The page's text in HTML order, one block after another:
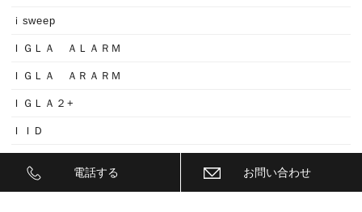
ｉsweep
ＩＧＬＡ ＡＬＡＲＭ
ＩＧＬＡ ＡＲＡＲＭ
ＩＧＬＡ２+
ＩＩＤ
電話する お問い合わせ